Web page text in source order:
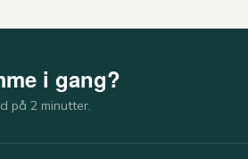
i gang?
på 2 minutter.